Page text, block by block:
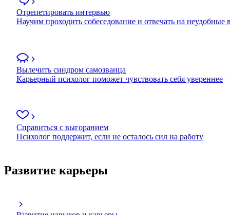
Отрепетировать интервью
Научим проходить собеседование и отвечать на неудобные
Вылечить синдром самозванца
Карьерный психолог поможет чувствовать себя увереннее
Справиться с выгоранием
Психолог поддержит, если не осталось сил на работу
Развитие карьеры